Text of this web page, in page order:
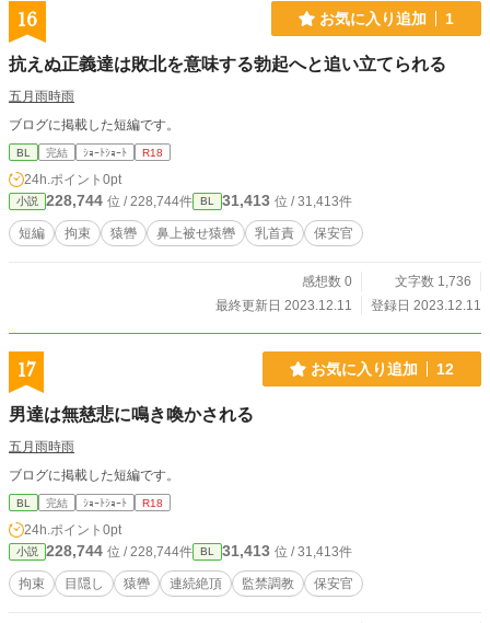
16 お気に入り追加 1
抗えぬ正義達は敗北を意味する勃起へと追い立てられる
五月雨時雨
ブログに掲載した短編です。
BL 完結 ｼｮｰﾄｼｮｰﾄ R18
24h.ポイント 0pt
小説 228,744 位 / 228,744件 BL 31,413 位 / 31,413件
短編 拘束 猿轡 鼻上被せ猿轡 乳首責 保安官
感想数 0
文字数 1,736
最終更新日 2023.12.11
登録日 2023.12.11
17 お気に入り追加 12
男達は無慈悲に鳴き喚かされる
五月雨時雨
ブログに掲載した短編です。
BL 完結 ｼｮｰﾄｼｮｰﾄ R18
24h.ポイント 0pt
小説 228,744 位 / 228,744件 BL 31,413 位 / 31,413件
拘束 目隠し 猿轡 連続絶頂 監禁調教 保安官